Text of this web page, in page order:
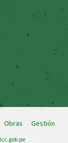
Obras Gestión